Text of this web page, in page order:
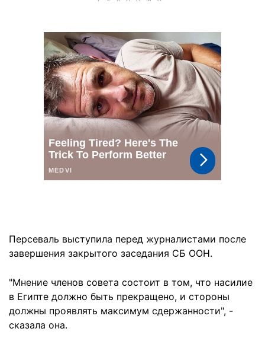
Персеваль выступила перед журналистами после
завершения закрытого заседания СБ ООН.
"Мнение членов совета состоит в том, что насилие
в Египте должно быть прекращено, и стороны
должны проявлять максимум сдержанности", -
сказала она.